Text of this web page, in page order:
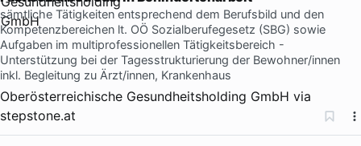
sämtliche Tätigkeiten entsprechend dem Berufsbild und den
Kompetenzbereichen lt. OÖ Sozialberufegesetz (SBG) sowie
Aufgaben im multiprofessionellen Tätigkeitsbereich -
Unterstützung bei der Tagesstrukturierung der Bewohner/innen
inkl. Begleitung zu Ärzt/innen, Krankenhaus
Oberösterreichische Gesundheitsholding GmbH via
stepstone.at